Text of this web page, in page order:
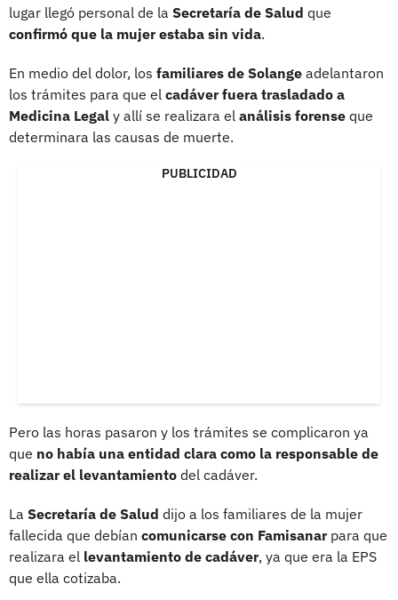
lugar llegó personal de la Secretaría de Salud que
confirmó que la mujer estaba sin vida.
En medio del dolor, los familiares de Solange adelantaron
los trámites para que el cadáver fuera trasladado a
Medicina Legal y allí se realizara el análisis forense que
determinara las causas de muerte.
PUBLICIDAD
Pero las horas pasaron y los trámites se complicaron ya
que no había una entidad clara como la responsable de
realizar el levantamiento del cadáver.
La Secretaría de Salud dijo a los familiares de la mujer
fallecida que debían comunicarse con Famisanar para que
realizara el levantamiento de cadáver, ya que era la EPS
que ella cotizaba.